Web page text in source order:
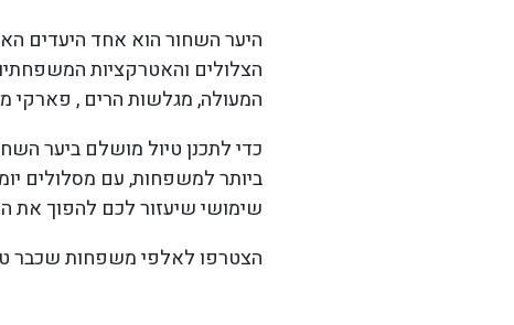
היער השחור הוא אחד היעדים
הצלולים והאטרקציות
המעולה, מגלשות הרים , פארקי
כדי לתכנן טיול מושלם ביער
ביותר למשפחות, עם מסלולים
שימושי שיעזור לכם להפוך את
הצטרפו לאלפי משפחות שכבר